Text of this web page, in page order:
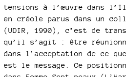
tensions à l’œuvre dans
en créole parus dans un
(UDIR, 1990), c’est de
qu’il s’agit : être
dans l’acceptation de ce
est le message. Ce